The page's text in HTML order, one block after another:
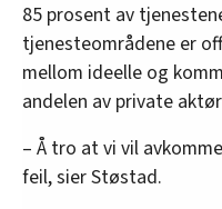
85 prosent av
tjenesteområdene er
mellom ideelle og
andelen av private
– Å tro at vi vil
feil, sier Støstad.